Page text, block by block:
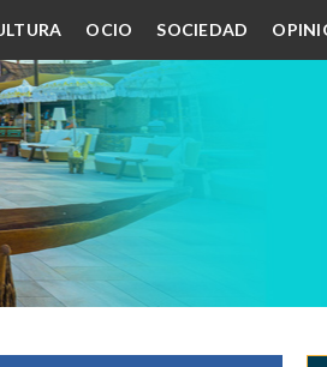
OCIO SOCIEDAD